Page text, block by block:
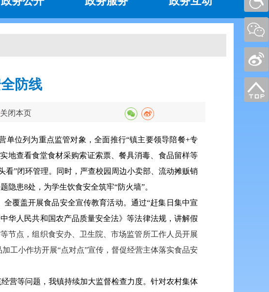
防线
关闭本页
单位列为重点监管对象，全面推行“镇主要领导陪餐+专
地查看食堂食材采购索证索票、餐具消毒、食品留样等
”闭环管理。同时，严查校园周边小卖部、流动摊贩销
隐患8处，为学生饮食安全筑牢“防火墙”。
覆盖开展食品安全宣传教育活动。通过“赶集日集中宣
华人民共和国农产品质量安全法》等法律法规，讲解假
节点，组织食安办、卫生院、市场监管所工作人员开展
工小作坊开展“点对点”宣传，督促经营主体落实食品安
营等问题，我镇持续加大监督检查力度。针对农村集体